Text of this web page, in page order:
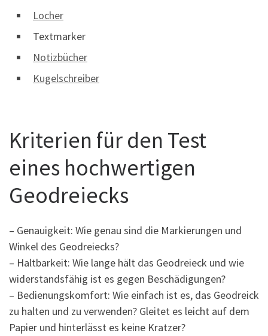
Locher
Textmarker
Notizbücher
Kugelschreiber
Kriterien für den Test
eines hochwertigen
Geodreiecks
– Genauigkeit: Wie genau sind die Markierungen und
Winkel des Geodreiecks?
– Haltbarkeit: Wie lange hält das Geodreieck und wie
widerstandsfähig ist es gegen Beschädigungen?
– Bedienungskomfort: Wie einfach ist es, das Geodreick
zu halten und zu verwenden? Gleitet es leicht auf dem
Papier und hinterlässt es keine Kratzer?